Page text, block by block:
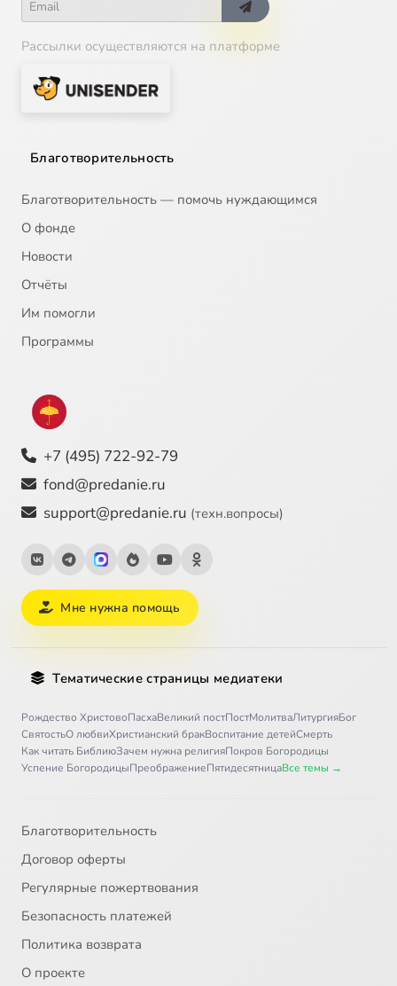
Рассылки осуществляются на платформе
Благотворительность
Благотворительность — помочь нуждающимся
О фонде
Новости
Отчёты
Им помогли
Программы
+7 (495) 722-92-79
fond@predanie.ru
support@predanie.ru (техн.вопросы)
Мне нужна помощь
Тематические страницы медиатеки
Рождество ХристовоПасхаВеликий постПостМолитваЛитургияБог
СвятостьО любвиХристианский бракВоспитание детейСмерть
Как читать БиблиюЗачем нужна религияПокров Богородицы
Успение БогородицыПреображениеПятидесятницаВсе темы →
Благотворительность
Договор оферты
Регулярные пожертвования
Безопасность платежей
Политика возврата
О проекте